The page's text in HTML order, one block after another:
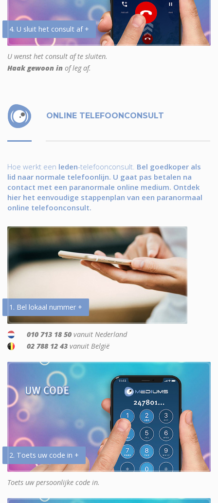
4. U sluit het consult af +
U wenst het consult af te sluiten.
Haak gewoon in of leg af.
ONLINE TELEFOONCONSULT
Hoe werkt een leden-telefoonconsult. Bel goedkoper als
lid naar normale telefoonlijn. U gaat pas betalen na
contact met een paranormale online medium. Ontdek
hier het eenvoudige stappenplan van een paranormaal
online telefoonconsult.
1. Bel lokaal nummer +
010 713 18 50 vanuit Nederland
02 788 12 43 vanuit België
2. Toets uw code in +
Toets uw persoonlijke code in.